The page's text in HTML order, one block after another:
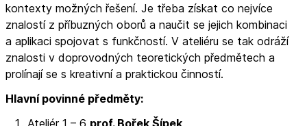
kontexty možných řešení. Je třeba získat co nejvíce
znalostí z příbuzných oborů a naučit se jejich kombinaci
a aplikaci spojovat s funkčností. V ateliéru se tak odráží
znalosti v doprovodných teoretických předmětech a
prolínají se s kreativní a praktickou činností.
Hlavní povinné předměty:
Ateliér 1 – 6 prof. Bořek Šípek